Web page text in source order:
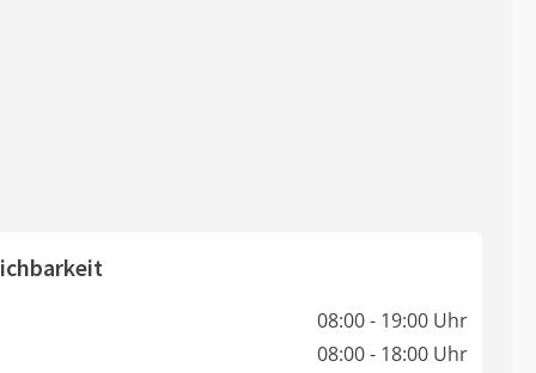
08:00 - 19:00 Uhr
08:00 - 18:00 Uhr